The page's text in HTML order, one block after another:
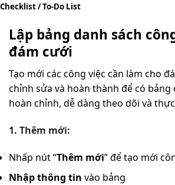
Checklist / To-Do List
Lập bảng danh sách
đám cưới
Tạo mới các công việc cần làm cho
chỉnh sửa và hoàn thành để có bảng
hoàn chỉnh, dễ dàng theo dõi và
1. Thêm mới:
Nhấp nút “Thêm mới” để tạo mới
Nhập thông tin vào bảng